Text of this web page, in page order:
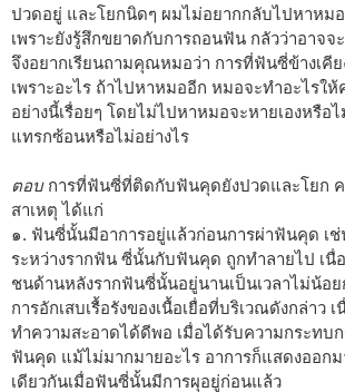
ปวดอยู่ และโยกนิดๆ ผมไม่อยากกลับไปหาหมอ
เพราะยังรู้สึกขยาดกับการถอนฟัน กลัวว่าอาจจ
จึงอยากเรียนถามคุณหมอว่า การที่ฟันซี่ข้างเคี
เพราะอะไร ถ้าไปหาหมออีก หมอจะทำอะไรใ
อย่างนี้เรื่อยๆ โดยไม่ไปหาหมอจะหายเองหรือ
แทรกซ้อนหรือไม่อย่างไร
ตอบการที่ฟันซี่ที่ติดกับฟันคุดยังปวดและโยก ค
สาเหตุ ได้แก่
๑. ฟันซี่นั้นมีอาการอยู่แล้วก่อนการผ่าฟันคุด เ
ระหว่างรากฟัน ซี่นั้นกับฟันคุด ถูกทำลายไป เนื่
ชนด้านหลังรากฟันซี่นั้นอยู่นานเป็นเวลาไม่น้อย
การอักเสบเรื้อรังของเนื้อเยื่อที่บริเวณดังกล่าว
ทำความสะอาดได้ดีพอ เมื่อได้รับความกระทบก
ฟันคุด แม้ไม่มากมายอะไร อาการก็แสดงออก
เดียวกันเมื่อฟันซี่นั้นมีการผุอยู่ก่อนแล้ว